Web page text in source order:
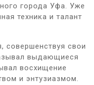
города Уфа. Уже
техника и талант
совершенствуя свои
выдающиеся
восхищение
и энтузиазмом.